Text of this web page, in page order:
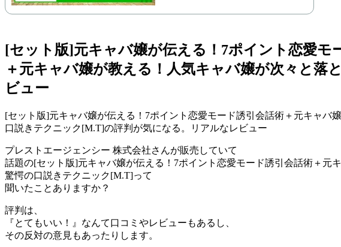
[セット版]元キャバ嬢が伝える！7ポイント恋愛
＋元キャバ嬢が教える！人気キャバ嬢が次々と
ビュー
[セット版]元キャバ嬢が伝える！7ポイント恋愛モード誘引会話術＋元キャ
口説きテクニック[M.T]の評判が気になる。リアルなレビュー
プレストエージェンシー 株式会社さんが販売していて
話題の[セット版]元キャバ嬢が伝える！7ポイント恋愛モード誘引会話術＋元
驚愕の口説きテクニック[M.T]って
聞いたことありますか？
評判は、
『とてもいい！』なんて口コミやレビューもあるし、
その反対の意見もあったりします。